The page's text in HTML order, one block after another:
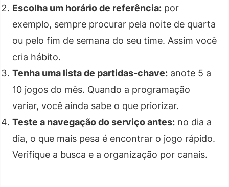
Escolha um horário de referência: por
exemplo, sempre procurar pela noite de quarta
ou pelo fim de semana do seu time. Assim você
cria hábito.
Tenha uma lista de partidas-chave: anote 5 a
10 jogos do mês. Quando a programação
variar, você ainda sabe o que priorizar.
Teste a navegação do serviço antes: no dia a
dia, o que mais pesa é encontrar o jogo rápido.
Verifique a busca e a organização por canais.